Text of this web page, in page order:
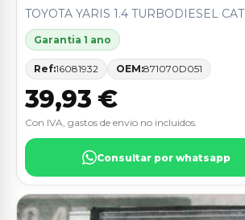
TOYOTA YARIS 1.4 TURBODIESEL CAT
Garantia 1 ano
Ref:16081932 OEM:871070D051
39,93 €
Con IVA, gastos de envio no incluidos.
Consultar por whatsapp